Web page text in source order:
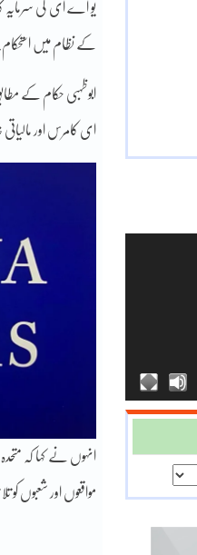
یو اے ای کی سرمایہ
کے نظام میں استحکام
ابوظہبی حکام کے
ای کامرس اور
انہوں نے کہا کہ
مواقعوں اور شعبوں